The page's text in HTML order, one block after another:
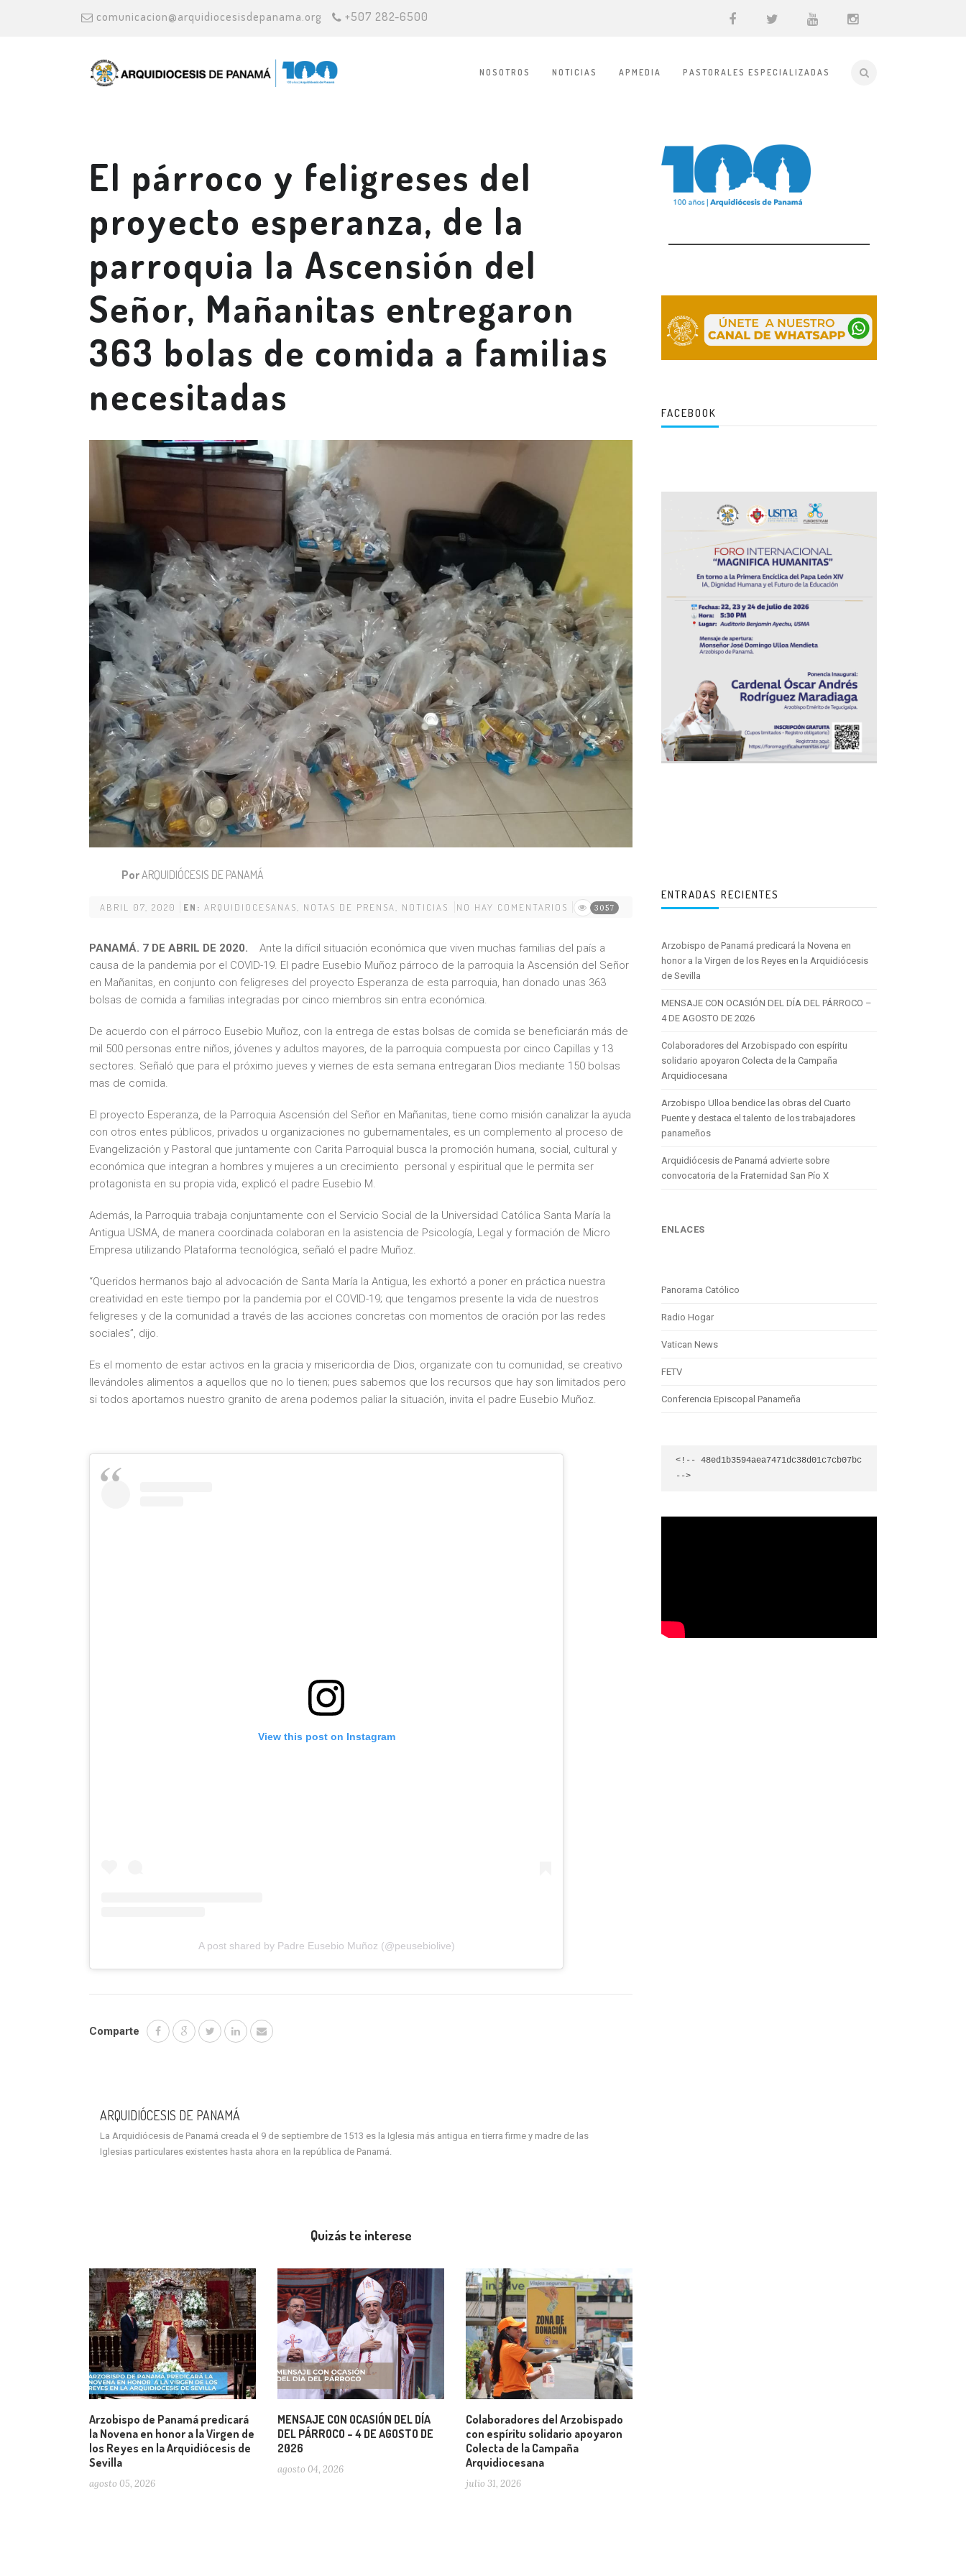
comunicacion@arquidiocesisdepanama.org +507 282-6500
NOSOTROS NOTICIAS APMEDIA PASTORALES ESPECIALIZADAS
El párroco y feligreses del
proyecto esperanza, de la
parroquia la Ascensión del
Señor, Mañanitas entregaron
363 bolas de comida a familias
necesitadas
PorARQUIDIÓCESIS DE PANAMÁ
ABRIL 07, 2020 EN: ARQUIDIOCESANAS NOTAS DE PRENSA NOTICIAS NO HAY COMENTARIOS 3057
PANAMÁ. 7 DE ABRIL DE 2020. Ante la difícil situación económica que viven muchas familias del país a
causa de la pandemia por el COVID-19. El padre Eusebio Muñoz párroco de la parroquia la Ascensión del Señor
en Mañanitas, en conjunto con feligreses del proyecto Esperanza de esta parroquia, han donado unas 363
bolsas de comida a familias integradas por cinco miembros sin entra económica.
De acuerdo con el párroco Eusebio Muñoz, con la entrega de estas bolsas de comida se beneficiarán más de
mil 500 personas entre niños, jóvenes y adultos mayores, de la parroquia compuesta por cinco Capillas y 13
sectores. Señaló que para el próximo jueves y viernes de esta semana entregaran Dios mediante 150 bolsas
mas de comida.
El proyecto Esperanza, de la Parroquia Ascensión del Señor en Mañanitas, tiene como misión canalizar la ayuda
con otros entes públicos, privados u organizaciones no gubernamentales, es un complemento al proceso de
Evangelización y Pastoral que juntamente con Carita Parroquial busca la promoción humana, social, cultural y
económica que integran a hombres y mujeres a un crecimiento personal y espiritual que le permita ser
protagonista en su propia vida, explicó el padre Eusebio M.
Además, la Parroquia trabaja conjuntamente con el Servicio Social de la Universidad Católica Santa María la
Antigua USMA, de manera coordinada colaboran en la asistencia de Psicología, Legal y formación de Micro
Empresa utilizando Plataforma tecnológica, señaló el padre Muñoz.
“Queridos hermanos bajo al advocación de Santa María la Antigua, les exhortó a poner en práctica nuestra
creatividad en este tiempo por la pandemia por el COVID-19; que tengamos presente la vida de nuestros
feligreses y de la comunidad a través de las acciones concretas con momentos de oración por las redes
sociales”, dijo.
Es el momento de estar activos en la gracia y misericordia de Dios, organizate con tu comunidad, se creativo
llevándoles alimentos a aquellos que no lo tienen; pues sabemos que los recursos que hay son limitados pero
si todos aportamos nuestro granito de arena podemos paliar la situación, invita el padre Eusebio Muñoz.
View this post on Instagram
A post shared by Padre Eusebio Muñoz (@peusebiolive)
Comparte
ARQUIDIÓCESIS DE PANAMÁ
La Arquidiócesis de Panamá creada el 9 de septiembre de 1513 es la Iglesia más antigua en tierra firme y madre de las
Iglesias particulares existentes hasta ahora en la república de Panamá.
Quizás te interese
Arzobispo de Panamá predicará
la Novena en honor a la Virgen de
los Reyes en la Arquidiócesis de
Sevilla
agosto 05, 2026
MENSAJE CON OCASIÓN DEL DÍA
DEL PÁRROCO – 4 DE AGOSTO DE
2026
agosto 04, 2026
Colaboradores del Arzobispado
con espíritu solidario apoyaron
Colecta de la Campaña
Arquidiocesana
julio 31, 2026
FACEBOOK
ENTRADAS RECIENTES
Arzobispo de Panamá predicará la Novena en
honor a la Virgen de los Reyes en la Arquidiócesis
de Sevilla
MENSAJE CON OCASIÓN DEL DÍA DEL PÁRROCO –
4 DE AGOSTO DE 2026
Colaboradores del Arzobispado con espíritu
solidario apoyaron Colecta de la Campaña
Arquidiocesana
Arzobispo Ulloa bendice las obras del Cuarto
Puente y destaca el talento de los trabajadores
panameños
Arquidiócesis de Panamá advierte sobre
convocatoria de la Fraternidad San Pío X
ENLACES
Panorama Católico
Radio Hogar
Vatican News
FETV
Conferencia Episcopal Panameña
<!-- 48ed1b3594aea7471dc38d01c7cb07bc
-->